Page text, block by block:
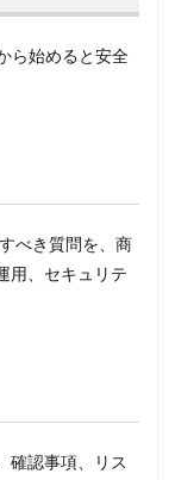
ら始めると安全
べき質問を、商
用、セキュリテ
確認事項、リス